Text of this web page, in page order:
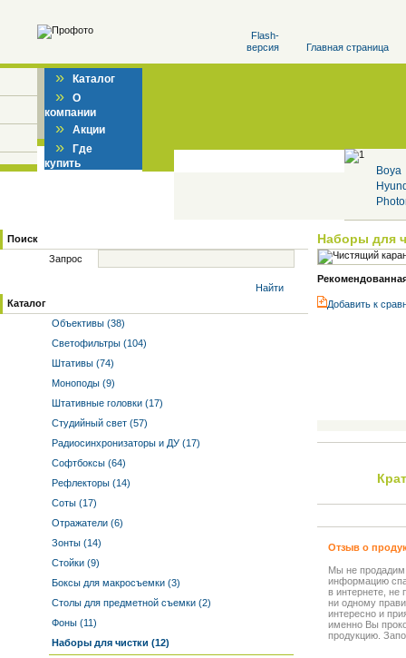
Flash-
версия
Главная страница
» Каталог
» О
компании
» Акции
» Где
купить
Boya
Поиск
Запрос
Найти
Каталог
Объективы (38)
Светофильтры (104)
Штативы (74)
Моноподы (9)
Штативные головки (17)
Студийный свет (57)
Радиосинхронизаторы и ДУ (17)
Софтбоксы (64)
Рефлекторы (14)
Соты (17)
Отражатели (6)
Зонты (14)
Стойки (9)
Боксы для макросъемки (3)
Столы для предметной съемки (2)
Фоны (11)
Наборы для чистки (12)
Наборы для
Добавить к
Отзыв о
Мы не
информацию
в интернете, не
ни одному
интересно и
именно Вы
продукцию.